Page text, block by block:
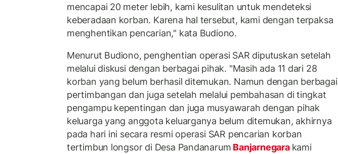
mencapai 20 meter lebih, kami kesulitan untuk mendeteksi
keberadaan korban. Karena hal tersebut, kami dengan terpaksa
menghentikan pencarian," kata Budiono.
Menurut Budiono, penghentian operasi SAR diputuskan setelah
melalui diskusi dengan berbagai pihak. "Masih ada 11 dari 28
korban yang belum berhasil ditemukan. Namun dengan berbagai
pertimbangan dan juga setelah melalui pembahasan di tingkat
pengampu kepentingan dan juga musyawarah dengan pihak
keluarga yang anggota keluarganya belum ditemukan, akhirnya
pada hari ini secara resmi operasi SAR pencarian korban
tertimbun longsor di Desa Pandanarum Banjarnegara kami